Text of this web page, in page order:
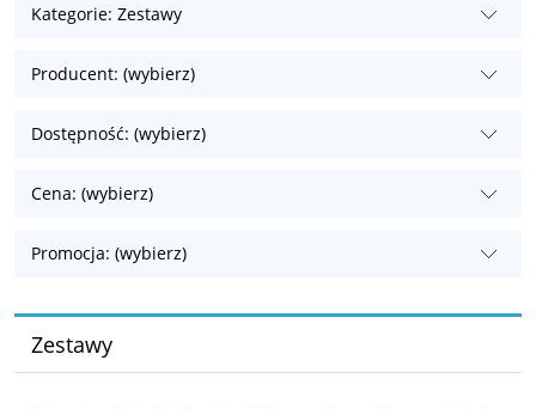
Kategorie: Zestawy
Producent: (wybierz)
Dostępność: (wybierz)
Cena: (wybierz)
Promocja: (wybierz)
Zestawy